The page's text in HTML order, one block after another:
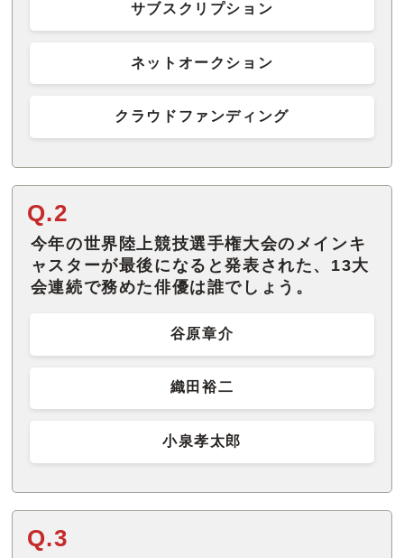
サブスクリプション
ネットオークション
クラウドファンディング
Q.2
今年の世界陸上競技選手権大会のメインキ
ャスターが最後になると発表された、13大
会連続で務めた俳優は誰でしょう。
谷原章介
織田裕二
小泉孝太郎
Q.3